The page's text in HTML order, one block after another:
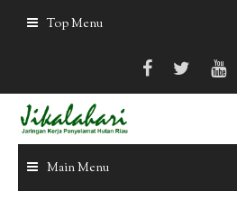
Top Menu
Main Menu